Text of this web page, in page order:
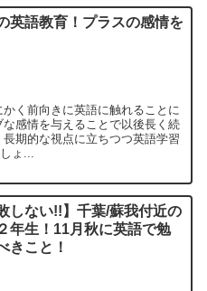
英語教育！プラスの感情を
く前向きに英語に触れることに
感情を与えることで以後長く続
期的な視点に立ちつつ英語学習
ょ...
しない!!】千葉/蘇我付近の
年生！11月秋に英語で勉
きこと！